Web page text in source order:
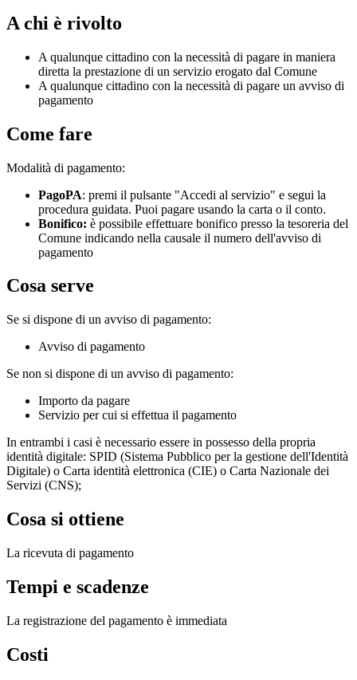
A chi è rivolto
A qualunque cittadino con la necessità di pagare in maniera
diretta la prestazione di un servizio erogato dal Comune
A qualunque cittadino con la necessità di pagare un avviso di
pagamento
Come fare
Modalità di pagamento:
PagoPA: premi il pulsante "Accedi al servizio" e segui la
procedura guidata. Puoi pagare usando la carta o il conto.
Bonifico: è possibile effettuare bonifico presso la tesoreria del
Comune indicando nella causale il numero dell'avviso di
pagamento
Cosa serve
Se si dispone di un avviso di pagamento:
Avviso di pagamento
Se non si dispone di un avviso di pagamento:
Importo da pagare
Servizio per cui si effettua il pagamento
In entrambi i casi è necessario essere in possesso della propria
identità digitale: SPID (Sistema Pubblico per la gestione dell'Identità
Digitale) o Carta identità elettronica (CIE) o Carta Nazionale dei
Servizi (CNS);
Cosa si ottiene
La ricevuta di pagamento
Tempi e scadenze
La registrazione del pagamento è immediata
Costi